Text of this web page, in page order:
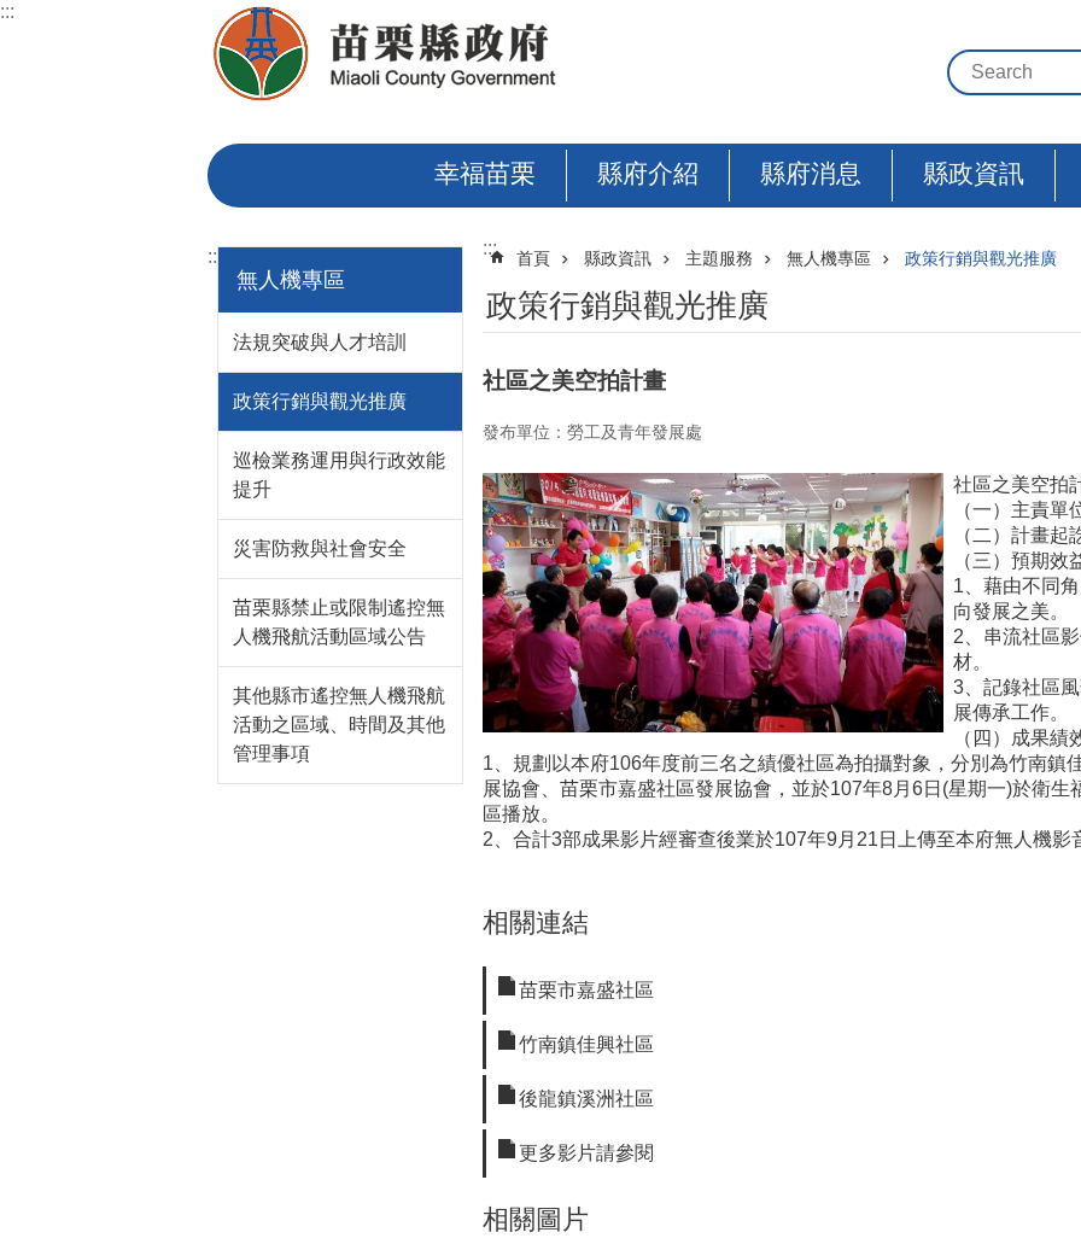
跳到主要內容區塊
:::
幸福苗栗 縣府介紹 縣府消息 縣政資訊
:::
無人機專區
法規突破與人才培訓
政策行銷與觀光推廣
巡檢業務運用與行政效能
提升
災害防救與社會安全
苗栗縣禁止或限制遙控無
人機飛航活動區域公告
其他縣市遙控無人機飛航
活動之區域、時間及其他
管理事項
::: 首頁 縣政資訊 主題服務 無人機專區 政策行銷與觀光推廣
政策行銷與觀光推廣
社區之美空拍計畫
發布單位：勞工及青年發展處
社區之美空拍
（一）主責單
（二）計畫起
（三）預期效
1、藉由不同
向發展之美。
2、串流社區
材。
3、記錄社區
展傳承工作。
（四）成果績
1、規劃以本府106年度前三名之績優社區為拍攝對象，分別為竹南鎮
展協會、苗栗市嘉盛社區發展協會，並於107年8月6日(星期一)於衛
區播放。
2、合計3部成果影片經審查後業於107年9月21日上傳至本府無人機影
相關連結
苗栗市嘉盛社區
竹南鎮佳興社區
後龍鎮溪洲社區
更多影片請參閱
相關圖片